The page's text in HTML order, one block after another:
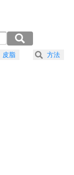
さで表現する。
皮脂 方法